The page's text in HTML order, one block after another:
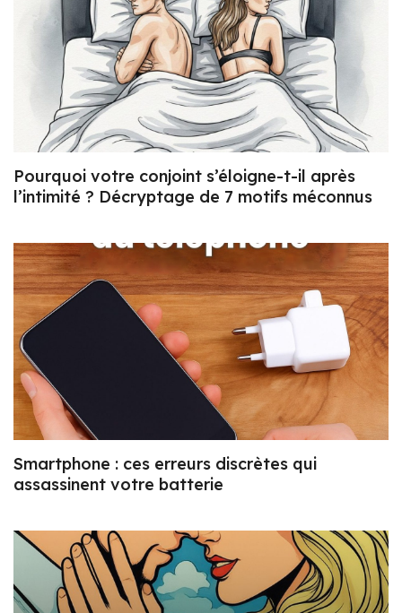
Pourquoi votre conjoint s’éloigne-t-il après
l’intimité ? Décryptage de 7 motifs méconnus
Smartphone : ces erreurs discrètes qui
assassinent votre batterie